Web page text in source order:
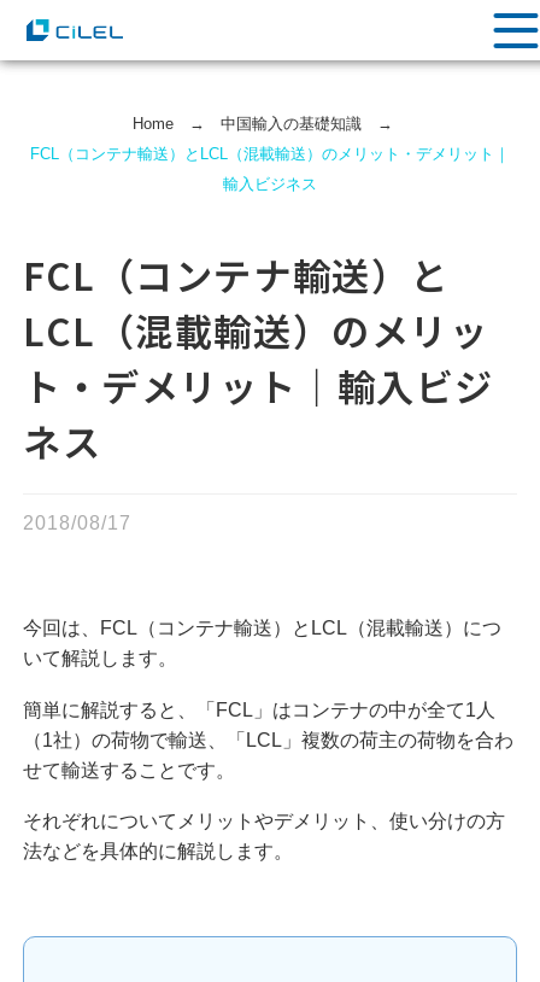
Home→ 中国輸⼊の基礎知識→
FCL（コンテナ輸送）とLCL（混載輸送）のメリット・デメリット｜
輸入ビジネス
FCL（コンテナ輸送）と
LCL（混載輸送）のメリッ
ト・デメリット｜輸入ビジ
ネス
2018/08/17
今回は、FCL（コンテナ輸送）とLCL（混載輸送）につ
いて解説します。
簡単に解説すると、「FCL」はコンテナの中が全て1人
（1社）の荷物で輸送、「LCL」複数の荷主の荷物を合わ
せて輸送することです。
それぞれについてメリットやデメリット、使い分けの方
法などを具体的に解説します。